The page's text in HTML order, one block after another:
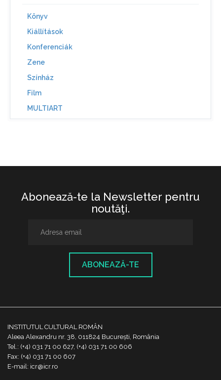
Könyv
Kiállítások
Konferenciák
Zene
Színház
Film
MULTIART
Abonează-te la Newsletter pentru
noutăţi.
ABONEAZĂ-TE
INSTITUTUL CULTURAL ROMÂN
Aleea Alexandru nr. 38, 011824 București, România
Tel.: (+4) 031 71 00 627, (+4) 031 71 00 606
Fax: (+4) 031 71 00 607
E-mail: icr@icr.ro